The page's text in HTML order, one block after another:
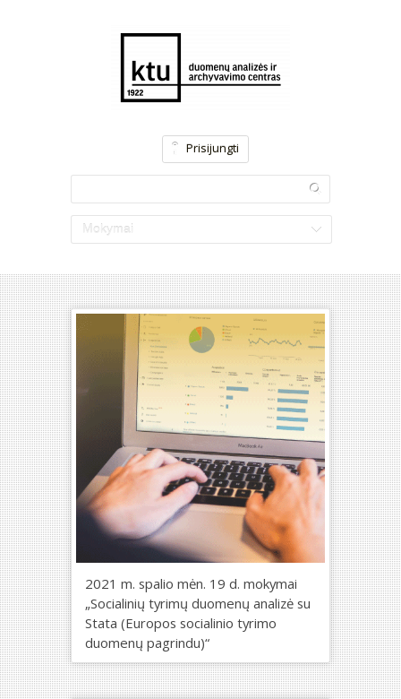
Prisijungti
Mokymai
2021 m. spalio mėn. 19 d. mokymai
„Socialinių tyrimų duomenų analizė su
Stata (Europos socialinio tyrimo
duomenų pagrindu)“